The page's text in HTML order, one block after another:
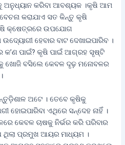
ଅନୁଧ୍ୟାନ କରିବା ଆବଶ୍ୟକ ।କୃଷି ଆମ
କରାଯାଏ ସତ କିନ୍ତୁ କୃଷି
କ୍ଷେତ୍ରରେ ଉପଯୋଗ
ଉଦ୍ୟୋଗୀ ହେବାର ବାଟ ଦେଖାଇପାରିବ ।
କ’ଣ ପାଇଁ? କୃଷି ପାଇଁ ଆଗ୍ରହ ସୃଷ୍ଟି
ଖୋଜି ବସିଲେ କେବଳ ଦୃଢ଼ ମନୋବଳର
ଅଟେ । ତେବେ କୃଷିକୁ
ଏଥିରେ ସନ୍ଦେହ ନାହିଁ ।
କେବଳ ଚାଷକୁ ନିର୍ଭର କରି ପରିବାର
ପ୍ରମୁଖ ଆୟର ମାଧ୍ୟମ ।